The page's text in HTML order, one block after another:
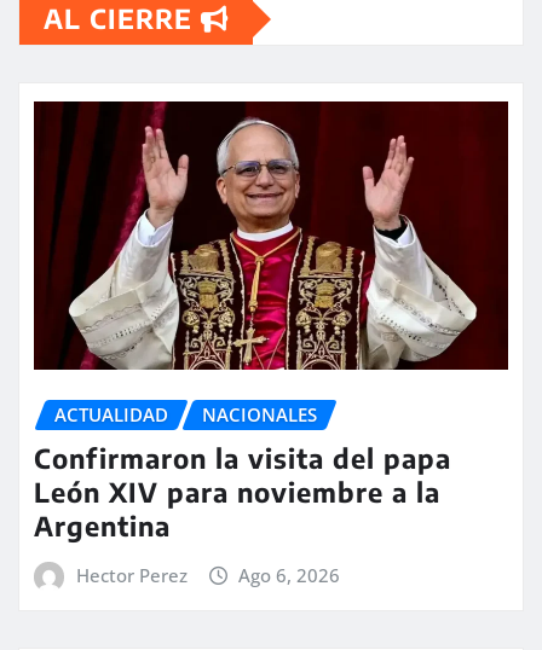
AL CIERRE
ACTUALIDAD NACIONALES
Confirmaron la visita del papa
León XIV para noviembre a la
Argentina
Hector Perez Ago 6, 2026